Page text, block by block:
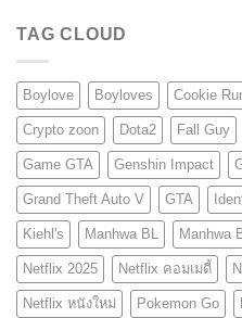
TAG CLOUD
Boylove Boyloves Cookie
Crypto zoon Dota2 Fall Guy
Game GTA Genshin Impact
Grand Theft Auto V GTA
Kiehl's Manhwa BL Manhwa
Netflix 2025 Netflix คอมเมดี้
Netflix หนังใหม่ Pokemon Go